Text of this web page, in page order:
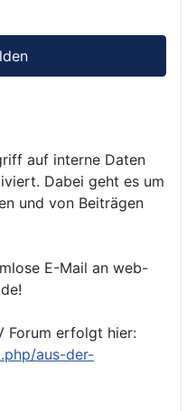
auf interne Daten
Dabei geht es um
und von Beiträgen
E-Mail an web-
Forum erfolgt hier:
aus-der-